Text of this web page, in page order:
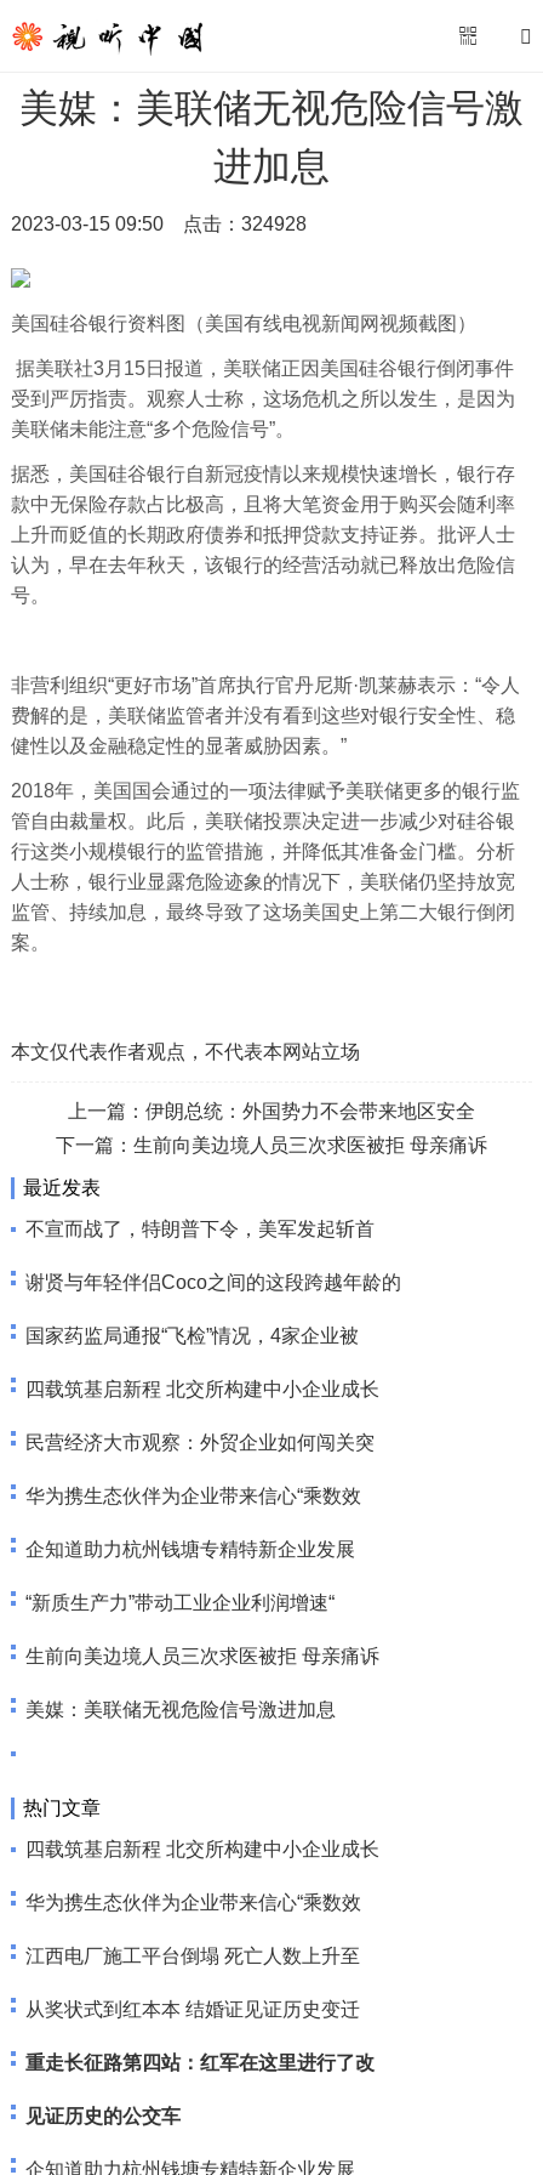
美媒：美联储无视危险信号激
进加息
2023-03-15 09:50 点击： 324928
美国硅谷银行资料图（美国有线电视新闻网视频截图）
据美联社3月15日报道，美联储正因美国硅谷银行倒闭事件
受到严厉指责。观察人士称，这场危机之所以发生，是因为
美联储未能注意“多个危险信号”。
据悉，美国硅谷银行自新冠疫情以来规模快速增长，银行存
款中无保险存款占比极高，且将大笔资金用于购买会随利率
上升而贬值的长期政府债券和抵押贷款支持证券。批评人士
认为，早在去年秋天，该银行的经营活动就已释放出危险信
号。
非营利组织“更好市场”首席执行官丹尼斯·凯莱赫表示：“令人
费解的是，美联储监管者并没有看到这些对银行安全性、稳
健性以及金融稳定性的显著威胁因素。”
2018年，美国国会通过的一项法律赋予美联储更多的银行监
管自由裁量权。此后，美联储投票决定进一步减少对硅谷银
行这类小规模银行的监管措施，并降低其准备金门槛。分析
人士称，银行业显露危险迹象的情况下，美联储仍坚持放宽
监管、持续加息，最终导致了这场美国史上第二大银行倒闭
案。
本文仅代表作者观点，不代表本网站立场
上一篇： 伊朗总统：外国势力不会带来地区安全
下一篇： 生前向美边境人员三次求医被拒 母亲痛诉
最近发表
不宣而战了，特朗普下令，美军发起斩首
谢贤与年轻伴侣Coco之间的这段跨越年龄的
国家药监局通报“飞检”情况，4家企业被
四载筑基启新程 北交所构建中小企业成长
民营经济大市观察：外贸企业如何闯关突
华为携生态伙伴为企业带来信心“乘数效
企知道助力杭州钱塘专精特新企业发展
“新质生产力”带动工业企业利润增速“
生前向美边境人员三次求医被拒 母亲痛诉
美媒：美联储无视危险信号激进加息
热门文章
四载筑基启新程 北交所构建中小企业成长
华为携生态伙伴为企业带来信心“乘数效
江西电厂施工平台倒塌 死亡人数上升至
从奖状式到红本本 结婚证见证历史变迁
重走长征路第四站：红军在这里进行了改
见证历史的公交车
企知道助力杭州钱塘专精特新企业发展